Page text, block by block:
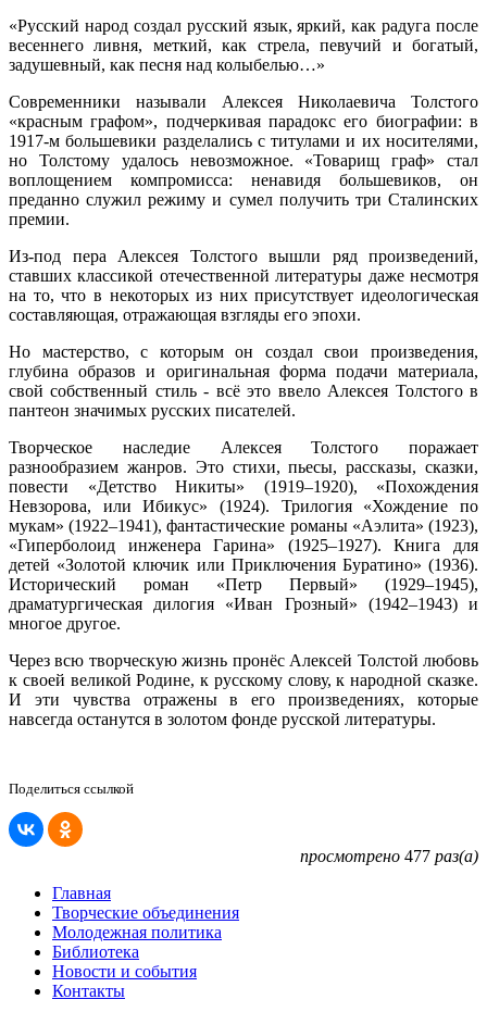
«Русский народ создал русский язык, яркий, как радуга после
весеннего ливня, меткий, как стрела, певучий и богатый,
задушевный, как песня над колыбелью…»
Современники называли Алексея Николаевича Толстого
«красным графом», подчеркивая парадокс его биографии: в
1917-м большевики разделались с титулами и их носителями,
но Толстому удалось невозможное. «Товарищ граф» стал
воплощением компромисса: ненавидя большевиков, он
преданно служил режиму и сумел получить три Сталинских
премии.
Из-под пера Алексея Толстого вышли ряд произведений,
ставших классикой отечественной литературы даже несмотря
на то, что в некоторых из них присутствует идеологическая
составляющая, отражающая взгляды его эпохи.
Но мастерство, с которым он создал свои произведения,
глубина образов и оригинальная форма подачи материала,
свой собственный стиль - всё это ввело Алексея Толстого в
пантеон значимых русских писателей.
Творческое наследие Алексея Толстого поражает
разнообразием жанров. Это стихи, пьесы, рассказы, сказки,
повести «Детство Никиты» (1919–1920), «Похождения
Невзорова, или Ибикус» (1924). Трилогия «Хождение по
мукам» (1922–1941), фантастические романы «Аэлита» (1923),
«Гиперболоид инженера Гарина» (1925–1927). Книга для
детей «Золотой ключик или Приключения Буратино» (1936).
Исторический роман «Петр Первый» (1929–1945),
драматургическая дилогия «Иван Грозный» (1942–1943) и
многое другое.
Через всю творческую жизнь пронёс Алексей Толстой любовь
к своей великой Родине, к русскому слову, к народной сказке.
И эти чувства отражены в его произведениях, которые
навсегда останутся в золотом фонде русской литературы.
Поделиться ссылкой
просмотрено 477 раз(а)
Главная
Творческие объединения
Молодежная политика
Библиотека
Новости и события
Контакты